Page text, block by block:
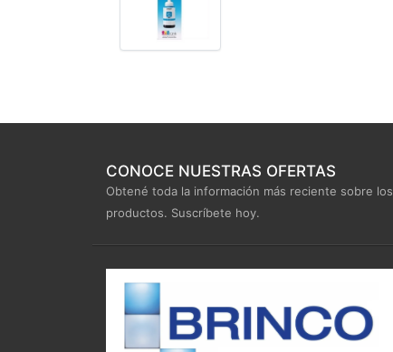
CONOCE NUESTRAS OFERTAS
Obtené toda la información más reciente sobre los
productos. Suscríbete hoy.